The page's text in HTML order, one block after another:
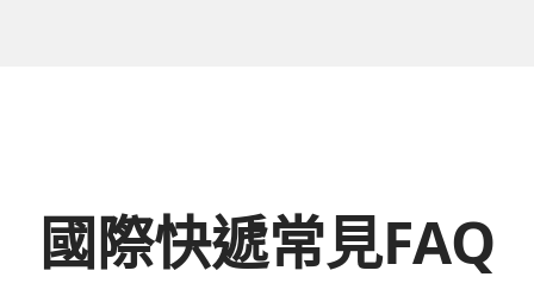
國際快遞常見FAQ